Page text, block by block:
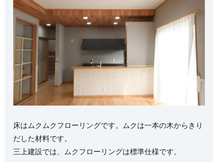
床はムク ムクフローリングです。ムクは一本の木からきり
だした材料です。
三上建設では、ムクフローリングは標準仕様です。